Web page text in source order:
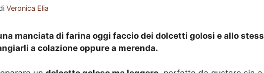
Veronica Elia
manciata di farina oggi faccio dei dolcetti golosi e allo
a colazione oppure a merenda.